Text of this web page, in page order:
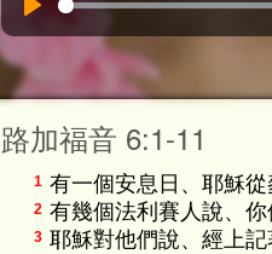
路加福音 6:1-11
1 有一個安息日、耶穌
2 有幾個法利賽人說、你
3 耶穌對他們說、經上